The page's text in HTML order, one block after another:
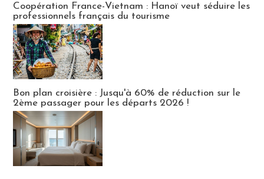
Coopération France-Vietnam : Hanoï veut séduire les
professionnels français du tourisme
Bon plan croisière : Jusqu'à 60% de réduction sur le
2ème passager pour les départs 2026 !